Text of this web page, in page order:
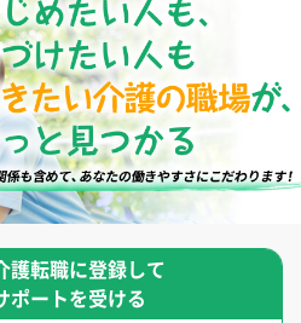
護転職に登録して
ポートを受ける